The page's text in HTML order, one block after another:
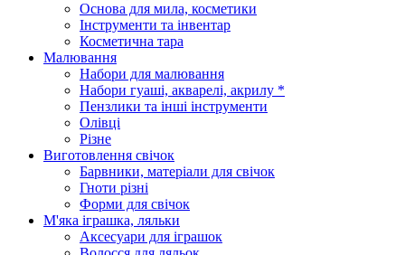
Основа для мила, косметики
Інструменти та інвентар
Косметична тара
Малювання
Набори для малювання
Набори гуаші, акварелі, акрилу *
Пензлики та інші інструменти
Олівці
Різне
Виготовлення свічок
Барвники, матеріали для свічок
Гноти різні
Форми для свічок
М'яка іграшка, ляльки
Аксесуари для іграшок